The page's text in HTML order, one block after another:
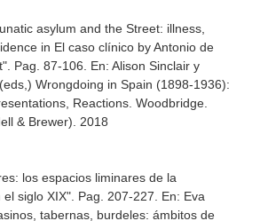
asylum and the Street: illness,
in El caso clínico by Antonio de
Pag. 87-106. En: Alison Sinclair y
Wrongdoing in Spain (1898-1936):
Reactions. Woodbridge.
& Brewer). 2018
los espacios liminares de la
siglo XIX". Pag. 207-227. En: Eva
tabernas, burdeles: ámbitos de